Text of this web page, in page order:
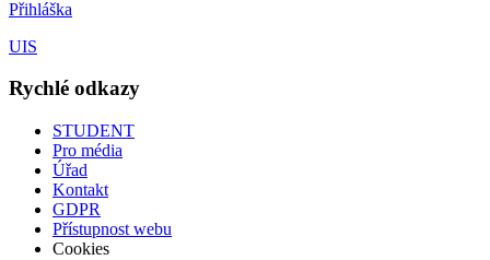
Přihláška
UIS
Rychlé odkazy
STUDENT
Pro média
Úřad
Kontakt
GDPR
Přístupnost webu
Cookies